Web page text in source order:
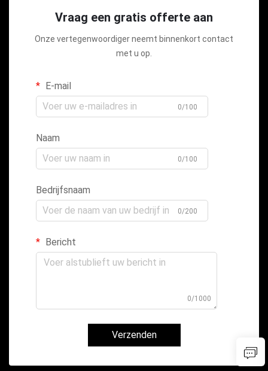
Vraag een gratis offerte aan
Onze vertegenwoordiger neemt binnenkort contact
met u op.
E-mail
0/100
Naam
0/100
Bedrijfsnaam
0/200
Bericht
0/1000
Verzenden